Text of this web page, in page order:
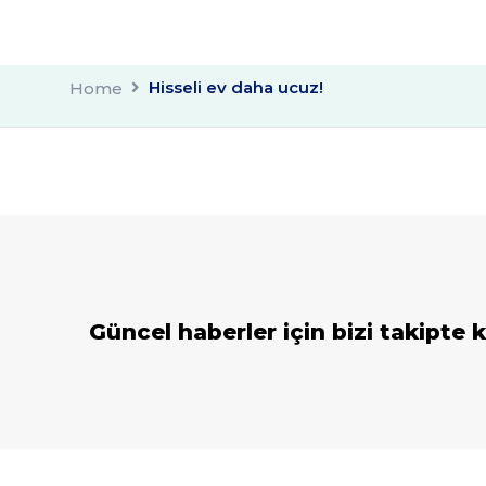
Home Hisseli ev daha ucuz!
Güncel haberler için bizi takipte